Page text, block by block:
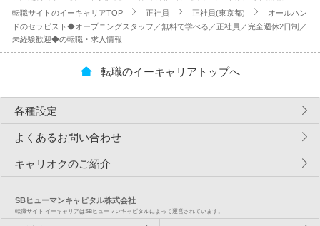
転職サイトのイーキャリアTOP
正社員 正社員(東京都)
オールハン
ドのセラピスト◆オープニングスタッフ／無料で学べる／正社員／完全週休2日制／
未経験歓迎◆の転職・求人情報
転職のイーキャリアトップへ
各種設定
よくあるお問い合わせ
キャリオクのご紹介
SBヒューマンキャピタル株式会社
転職サイト イーキャリアはSBヒューマンキャピタルによって運営されています。